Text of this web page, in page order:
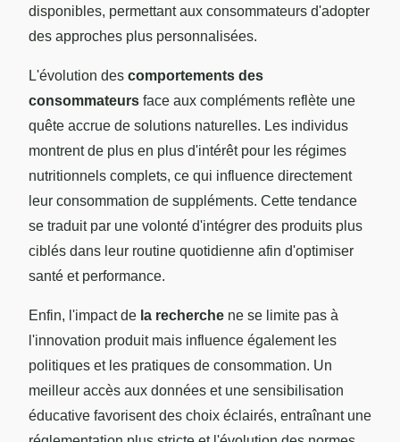
disponibles, permettant aux consommateurs d'adopter
des approches plus personnalisées.
L'évolution des comportements des
consommateurs face aux compléments reflète une
quête accrue de solutions naturelles. Les individus
montrent de plus en plus d'intérêt pour les régimes
nutritionnels complets, ce qui influence directement
leur consommation de suppléments. Cette tendance
se traduit par une volonté d'intégrer des produits plus
ciblés dans leur routine quotidienne afin d'optimiser
santé et performance.
Enfin, l'impact de la recherche ne se limite pas à
l'innovation produit mais influence également les
politiques et les pratiques de consommation. Un
meilleur accès aux données et une sensibilisation
éducative favorisent des choix éclairés, entraînant une